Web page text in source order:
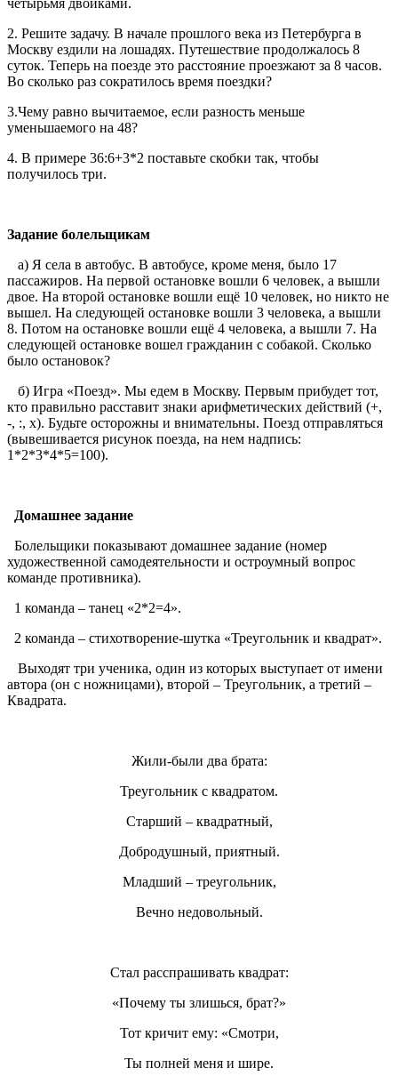
2. Решите задачу. В начале прошлого века из Петербурга в
Москву ездили на лошадях. Путешествие продолжалось 8
суток. Теперь на поезде это расстояние проезжают за 8 часов.
Во сколько раз сократилось время поездки?
3.Чему равно вычитаемое, если разность меньше
уменьшаемого на 48?
4. В примере 36:6+3*2 поставьте скобки так, чтобы
получилось три.
Задание болельщикам
а) Я села в автобус. В автобусе, кроме меня, было 17
пассажиров. На первой остановке вошли 6 человек, а вышли
двое. На второй остановке вошли ещё 10 человек, но никто не
вышел. На следующей остановке вошли 3 человека, а вышли
8. Потом на остановке вошли ещё 4 человека, а вышли 7. На
следующей остановке вошел гражданин с собакой. Сколько
было остановок?
б) Игра «Поезд». Мы едем в Москву. Первым прибудет тот,
кто правильно расставит знаки арифметических действий (+,
-, :, х). Будьте осторожны и внимательны. Поезд отправляться
(вывешивается рисунок поезда, на нем надпись:
1*2*3*4*5=100).
Домашнее задание
Болельщики показывают домашнее задание (номер
художественной самодеятельности и остроумный вопрос
команде противника).
1 команда – танец «2*2=4».
2 команда – стихотворение-шутка «Треугольник и квадрат».
Выходят три ученика, один из которых выступает от имени
автора (он с ножницами), второй – Треугольник, а третий –
Квадрата.
Жили-были два брата:
Треугольник с квадратом.
Старший – квадратный,
Добродушный, приятный.
Младший – треугольник,
Вечно недовольный.
Стал расспрашивать квадрат:
«Почему ты злишься, брат?»
Тот кричит ему: «Смотри,
Ты полней меня и шире.